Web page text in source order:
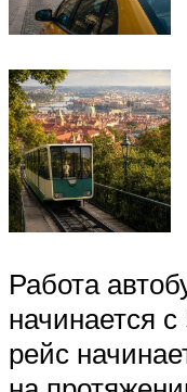
Работа
начинается
рейс